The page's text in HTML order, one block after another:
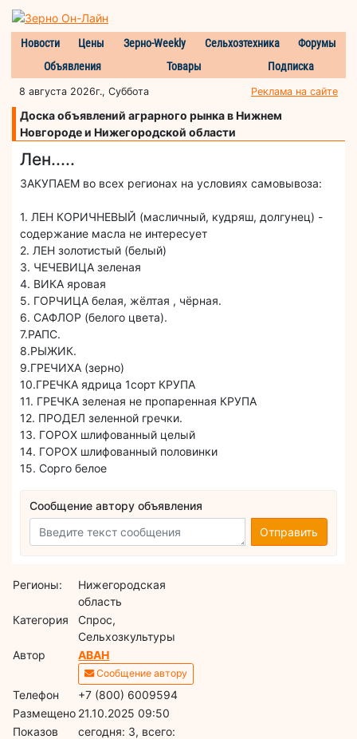
Новости Цены Зерно-Weekly Сельхозтехника
Форумы
Объявления
Товары Подписка
8 августа 2026г., Суббота Реклама на сайте
Доска объявлений аграрного рынка в Нижнем
Новгороде и Нижегородской области
Лен.....
ЗАКУПАЕМ во всех регионах на условиях самовывоза:
1. ЛЕН КОРИЧНЕВЫЙ (масличный, кудряш, долгунец) -
содержание масла не интересует
2. ЛЕН золотистый (белый)
3. ЧЕЧЕВИЦА зеленая
4. ВИКА яровая
5. ГОРЧИЦА белая, жёлтая , чёрная.
6. САФЛОР (белого цвета).
7.РАПС.
8.РЫЖИК.
9.ГРЕЧИХА (зерно)
10.ГРЕЧКА ядрица 1сорт КРУПА
11. ГРЕЧКА зеленая не пропаренная КРУПА
12. ПРОДЕЛ зеленной гречки.
13. ГОРОХ шлифованный целый
14. ГОРОХ шлифованный половинки
15. Сорго белое
Сообщение автору объявления
Отправить
Регионы:
Нижегородская
область
Категория
Спрос,
Сельхозкультуры
Автор
АВАН
Сообщение автору
Телефон
+7 (800) 6009594
Размещено 21.10.2025 09:50
Показов
cегодня: 3, всего: